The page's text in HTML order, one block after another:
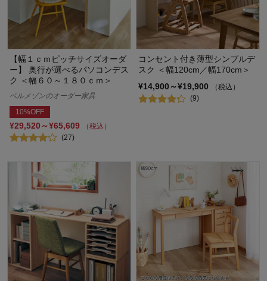
【幅１ｃｍピッチサイズオーダ
ー】 奥行が選べるパソコンデス
ク ＜幅６０～１８０ｃｍ＞
ベルメゾンのオーダー家具
10%OFF
¥29,520～¥65,609
（税込）
(27)
コンセント付き薄型シンプルデ
スク ＜幅120cm／幅170cm＞
¥14,900～¥19,900
（税込）
(9)